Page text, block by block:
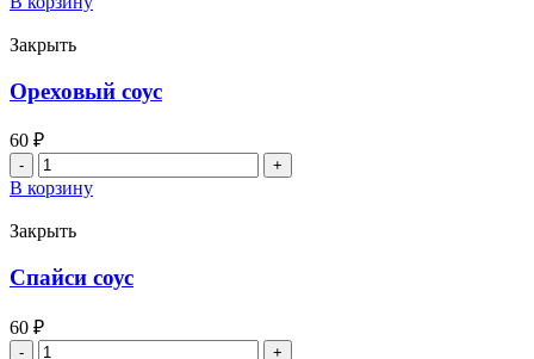
Васаби
Закрыть
Ореховый соус
60 ₽
Количество
товара
Ореховый
соус
В корзину
Закрыть
Спайси соус
60 ₽
Количество